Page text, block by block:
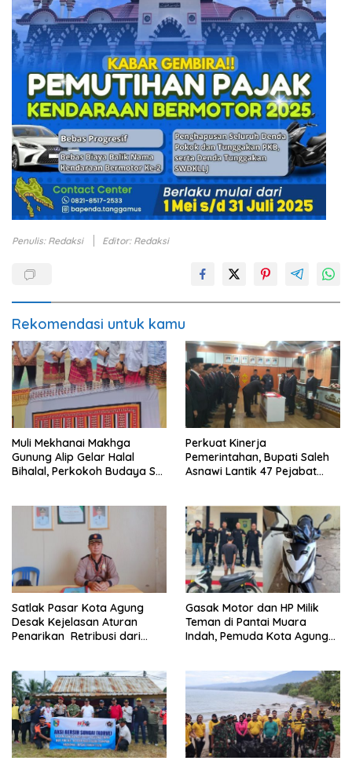
Penulis: Redaksi Editor: Redaksi
Rekomendasi untuk kamu
Muli Mekhanai Makhga
Gunung Alip Gelar Halal
Bihalal, Perkokoh Budaya Sai
Perkuat Kinerja
Pemerintahan, Bupati Saleh
Asnawi Lantik 47 Pejabat
Satlak Pasar Kota Agung
Desak Kejelasan Aturan
Penarikan Retribusi dari
Gasak Motor dan HP Milik
Teman di Pantai Muara
Indah, Pemuda Kota Agung